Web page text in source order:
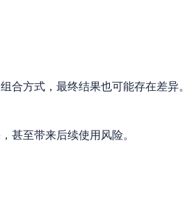
合方式，最终结果也可能存在差异。
甚至带来后续使用风险。